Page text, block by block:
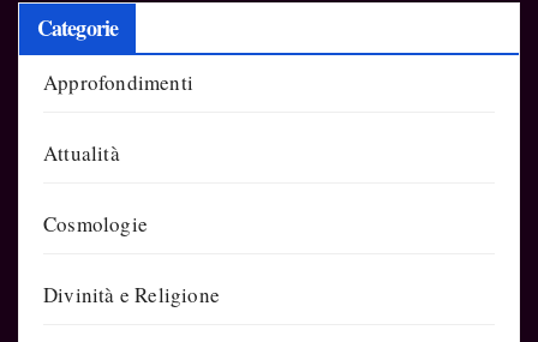
Categorie
Approfondimenti
Attualità
Cosmologie
Divinità e Religione